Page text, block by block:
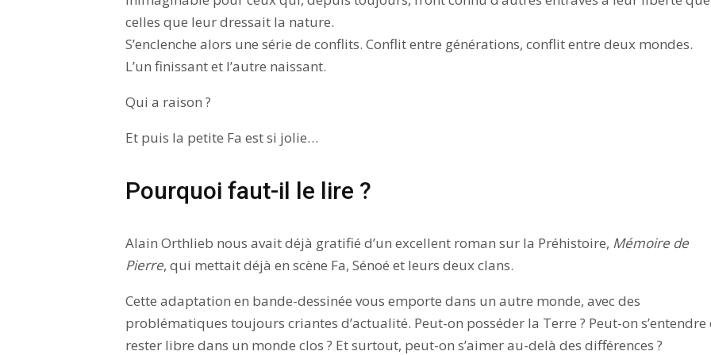
celles que leur dressait la nature.
S’enclenche alors une série de conflits. Conflit entre générations, conflit entre deux mondes.
L’un finissant et l’autre naissant.
Qui a raison ?
Et puis la petite Fa est si jolie…
Pourquoi faut-il le lire ?
Alain Orthlieb nous avait déjà gratifié d’un excellent roman sur la Préhistoire, Mémoire de
Pierre, qui mettait déjà en scène Fa, Sénoé et leurs deux clans.
Cette adaptation en bande-dessinée vous emporte dans un autre monde, avec des
problématiques toujours criantes d’actualité. Peut-on posséder la Terre ? Peut-on s’entendre
rester libre dans un monde clos ? Et surtout, peut-on s’aimer au-delà des différences ?